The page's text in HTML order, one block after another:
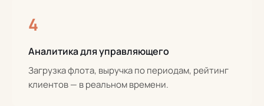
4
Аналитика для управляющего
Загрузка флота, выручка по периодам, рейтинг
клиентов — в реальном времени.